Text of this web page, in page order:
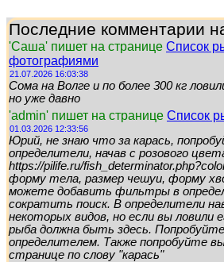
Последние комментарии
'Саша' пишет на странице Список
фотографиями
21.07.2026 16:03:38
Сома на Волге и по более 300 кг
но уже давно
'admin' пишет на странице Список
01.03.2026 12:33:56
Юрий, не знаю что за карась,
определители, начав с розового
https://pilife.ru/
форму тела, размер чешуи, форму
можете добавить фильтры в
сократить поиск. В определители
некоторых видов, но если вы ловили
рыба должна быть здесь.
определителем. Также попробуйте
странице по слову "карась"